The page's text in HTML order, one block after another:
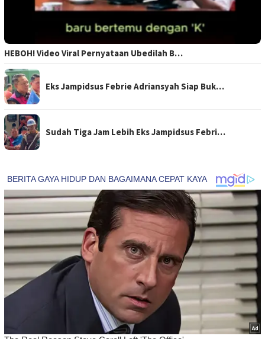
HEBOH! Video Viral Pernyataan Ubedilah B…
Eks Jampidsus Febrie Adriansyah Siap Buk…
Sudah Tiga Jam Lebih Eks Jampidsus Febri…